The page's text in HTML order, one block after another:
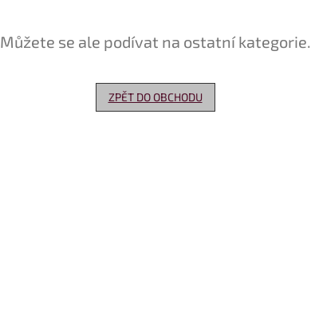
Můžete se ale podívat na ostatní kategorie.
ZPĚT DO OBCHODU